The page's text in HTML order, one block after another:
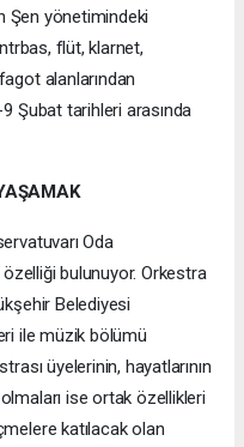
Şen yönetimindeki
flüt, klarnet,
alanlarından
Şubat tarihleri arasında
Oda
özelliği bulunuyor. Orkestra
Belediyesi
ile müzik bölümü
üyelerinin, hayatlarının
ise ortak özellikleri
katılacak olan